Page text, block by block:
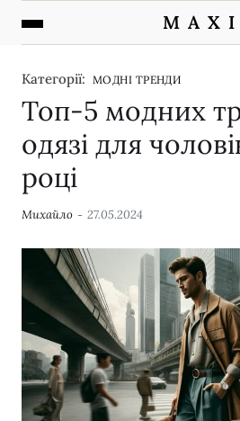
M A X I
Категорії: МОДНІ ТРЕНДИ
Топ-5 модних
одязі для
році
Михайло 27.05.2024